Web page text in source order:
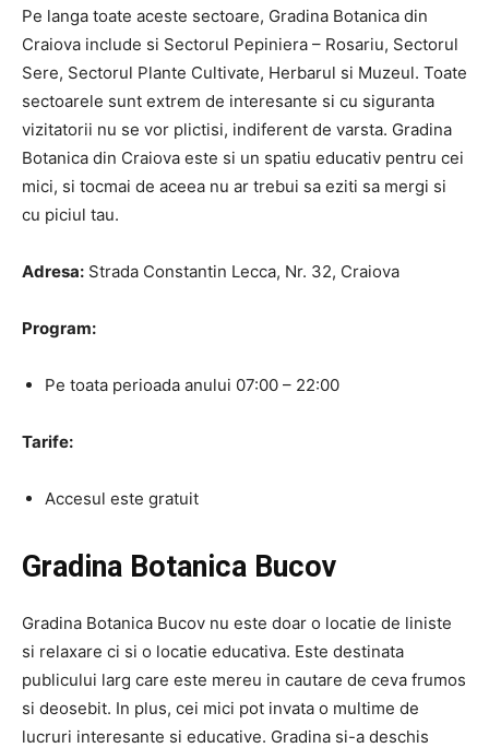
Pe langa toate aceste sectoare, Gradina Botanica din
Craiova include si Sectorul Pepiniera – Rosariu, Sectorul
Sere, Sectorul Plante Cultivate, Herbarul si Muzeul. Toate
sectoarele sunt extrem de interesante si cu siguranta
vizitatorii nu se vor plictisi, indiferent de varsta. Gradina
Botanica din Craiova este si un spatiu educativ pentru cei
mici, si tocmai de aceea nu ar trebui sa eziti sa mergi si
cu piciul tau.
Adresa: Strada Constantin Lecca, Nr. 32, Craiova
Program:
Pe toata perioada anului 07:00 – 22:00
Tarife:
Accesul este gratuit
Gradina Botanica Bucov
Gradina Botanica Bucov nu este doar o locatie de liniste
si relaxare ci si o locatie educativa. Este destinata
publicului larg care este mereu in cautare de ceva frumos
si deosebit. In plus, cei mici pot invata o multime de
lucruri interesante si educative. Gradina si-a deschis